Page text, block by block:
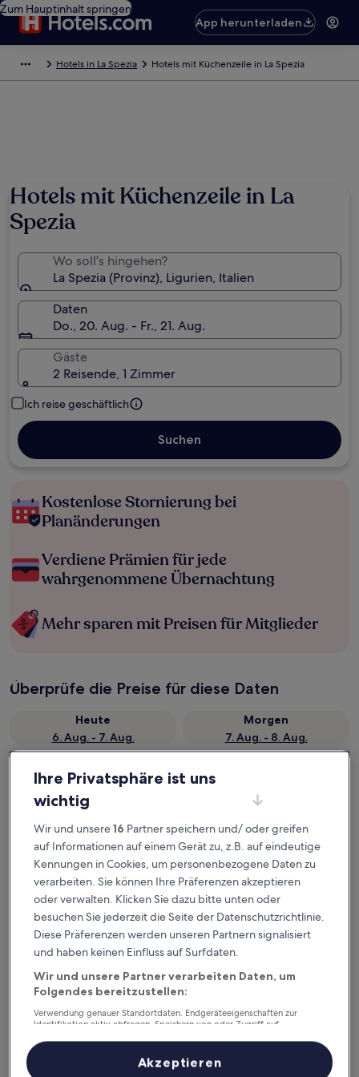
Zum Hauptinhalt springen
App herunterladen
Hotels in La Spezia Hotels mit Küchenzeile in La Spezia
Hotels mit Küchenzeile in La
Spezia
Wo soll’s hingehen?
La Spezia (Provinz), Ligurien, Italien
Daten
Do., 20. Aug. - Fr., 21. Aug.
Gäste
2 Reisende, 1 Zimmer
Ich reise geschäftlich
Suchen
Kostenlose Stornierung bei
Planänderungen
Verdiene Prämien für jede
wahrgenommene Übernachtung
Mehr sparen mit Preisen für Mitglieder
Überprüfe die Preise für diese Daten
Heute
6. Aug. - 7. Aug.
Morgen
7. Aug. - 8. Aug.
7. Aug. - 9. Aug.
La Spezia – wo
übernachten?
Hotels mit Küchenzeile: Top-
Optionen in La Spezia
The Poet Hotel
The Poet Hotel
Ihre Privatsphäre ist uns
wichtig
Wir und unsere16 Partner speichern und/ oder greifen
auf Informationen auf einem Gerät zu, z.B. auf eindeutige
Kennungen in Cookies, um personenbezogene Daten zu
verarbeiten. Sie können Ihre Präferenzen akzeptieren
oder verwalten. Klicken Sie dazu bitte unten oder
besuchen Sie jederzeit die Seite der Datenschutzrichtlinie.
Diese Präferenzen werden unseren Partnern signalisiert
und haben keinen Einfluss auf Surfdaten.
Wir und unsere Partner verarbeiten Daten, um
Folgendes bereitzustellen:
Verwendung genauer Standortdaten. Endgeräteeigenschaften zur
Identifikation aktiv abfragen. Speichern von oder Zugriff auf
Inhalte, Messung von Werbeleistung und der Performance von Inhalten,
Zielgruppenforschung sowie Entwicklung und Verbesserung von
Akzeptieren